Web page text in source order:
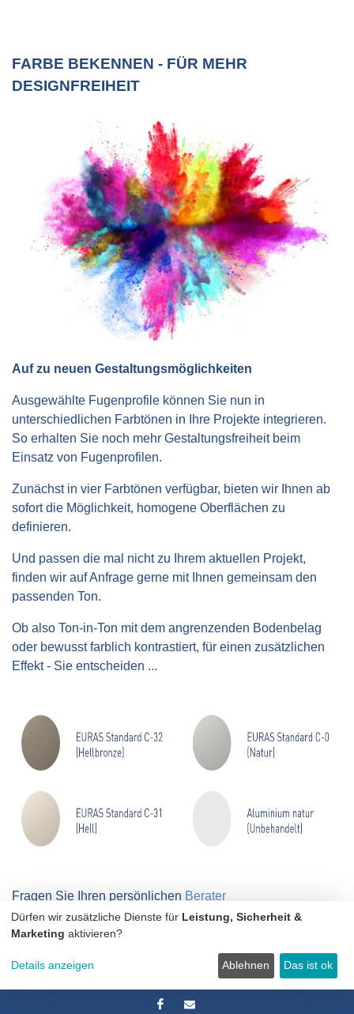
FARBE BEKENNEN - FÜR MEHR
DESIGNFREIHEIT
Auf zu neuen Gestaltungsmöglichkeiten
Ausgewählte Fugenprofile können Sie nun in
unterschiedlichen Farbtönen in Ihre Projekte integrieren.
So erhalten Sie noch mehr Gestaltungsfreiheit beim
Einsatz von Fugenprofilen.
Zunächst in vier Farbtönen verfügbar, bieten wir Ihnen ab
sofort die Möglichkeit, homogene Oberflächen zu
definieren.
Und passen die mal nicht zu Ihrem aktuellen Projekt,
finden wir auf Anfrage gerne mit Ihnen gemeinsam den
passenden Ton.
Ob also Ton-in-Ton mit dem angrenzenden Bodenbelag
oder bewusst farblich kontrastiert, für einen zusätzlichen
Effekt - Sie entscheiden ...
Fragen Sie Ihren persönlichen Berater
Dürfen wir zusätzliche Dienste für Leistung, Sicherheit &
Marketing aktivieren?
Details anzeigen Ablehnen Das ist ok